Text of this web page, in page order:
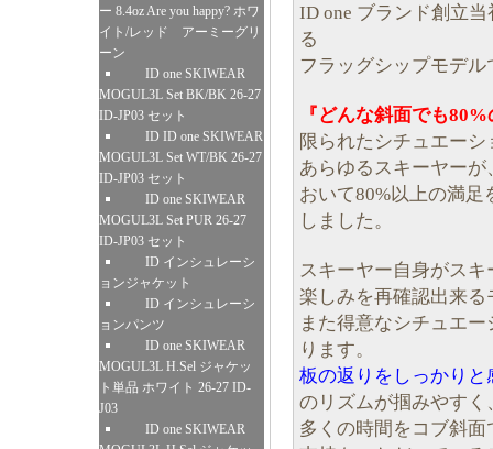
ー 8.4oz Are you happy? ホワ
イト/レッド アーミーグリ
ーン
ID one SKIWEAR
MOGUL3L Set BK/BK 26-27
ID-JP03 セット
ID ID one SKIWEAR
MOGUL3L Set WT/BK 26-27
ID-JP03 セット
ID one SKIWEAR
MOGUL3L Set PUR 26-27
ID-JP03 セット
ID インシュレーシ
ョンジャケット
ID インシュレーシ
ョンパンツ
ID one SKIWEAR
MOGUL3L H.Sel ジャケッ
ト単品 ホワイト 26-27 ID-
J03
ID one SKIWEAR
ID one ブランド創立
る
フラッグシップモデル
『どんな斜面でも
限られたシチュエー
あらゆるスキーヤー
おいて80%以上の満
しました。
スキーヤー自身がス
楽しみを再確認出来る
また得意なシチュエ
ります。
板の返りをしっかりと
のリズムが掴みやす
多くの時間をコブ斜